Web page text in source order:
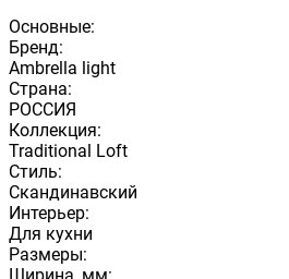
Основные:
Бренд:
Ambrella light
Страна:
РОССИЯ
Коллекция:
Traditional Loft
Стиль:
Скандинавский
Интерьер:
Для кухни
Размеры: